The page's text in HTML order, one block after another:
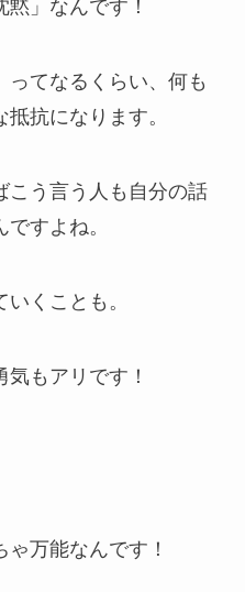
」なんです！
てなるくらい、何も
抗になります。
こう言う人も自分の話
すよね。
くことも。
もアリです！
万能なんです！